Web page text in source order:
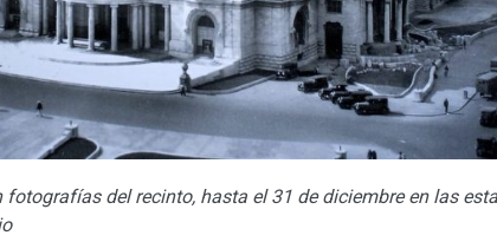
fotografías del recinto, hasta el 31 de diciembre en las